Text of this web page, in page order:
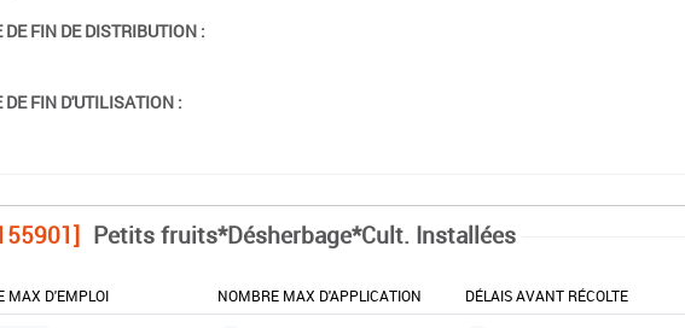
DE FIN DE DISTRIBUTION :
DE FIN D'UTILISATION :
Petits fruits*Désherbage*Cult. Installées
MAX D'EMPLOI NOMBRE MAX D'APPLICATION DÉLAIS AVANT RÉCOLTE